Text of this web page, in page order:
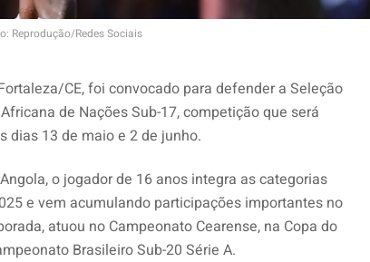
Reprodução/Redes Sociais
CE, foi convocado para defender a Seleção
de Nações Sub-17, competição que será
dias 13 de maio e 2 de junho.
o jogador de 16 anos integra as categorias
e vem acumulando participações importantes no
atuou no Campeonato Cearense, na Copa do
Brasileiro Sub-20 Série A.